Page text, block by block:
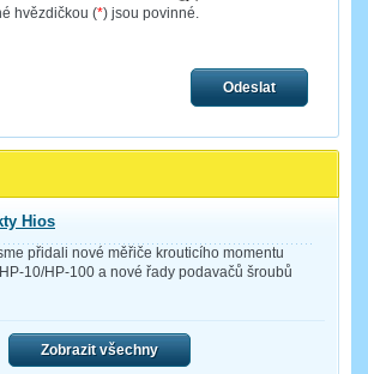
hvězdičkou (*) jsou povinné.
Odeslat
Hios
přidali nové měřiče krouticího momentu
10/HP-100 a nové řady podavačů šroubů
Zobrazit všechny